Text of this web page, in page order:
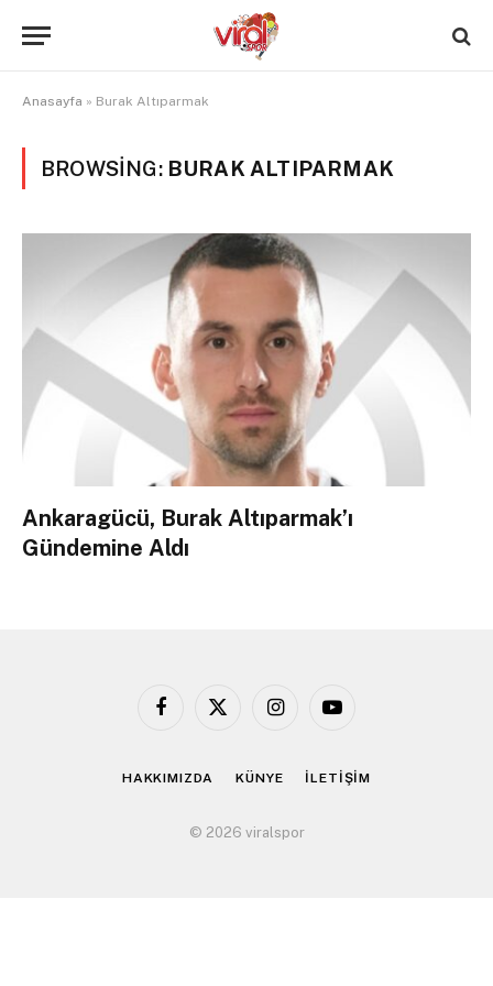
Anasayfa » Burak Altıparmak
BROWSING: BURAK ALTIPARMAK
Ankaragücü, Burak Altıparmak’ı
Gündemine Aldı
Facebook
X
InstagramYouTube
HAKKIMIZDA KÜNYE İLETİŞİM
© 2026 viralspor